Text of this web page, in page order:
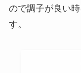
ので調子が良い
す。